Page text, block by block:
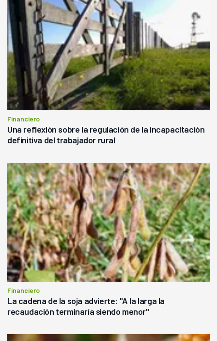
Financiero
Una reflexión sobre la regulación de la incapacitación
definitiva del trabajador rural
Financiero
La cadena de la soja advierte: "A la larga la
recaudación terminaría siendo menor"